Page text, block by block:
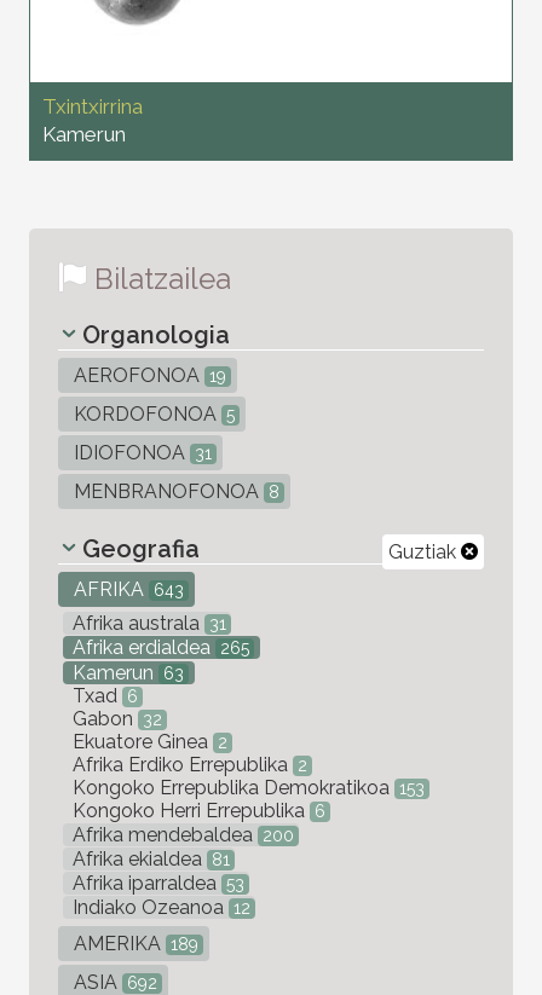
Txintxirrina
Kamerun
Bilatzailea
Organologia
AEROFONOA 19
KORDOFONOA 5
IDIOFONOA 31
MENBRANOFONOA 8
Guztiak
Geografia
AFRIKA 643
Afrika australa 31
Afrika erdialdea 265
Kamerun 63
Txad 6
Gabon 32
Ekuatore Ginea 2
Afrika Erdiko Errepublika 2
Kongoko Errepublika Demokratikoa 153
Kongoko Herri Errepublika 6
Afrika mendebaldea 200
Afrika ekialdea 81
Afrika iparraldea 53
Indiako Ozeanoa 12
AMERIKA 189
ASIA 692